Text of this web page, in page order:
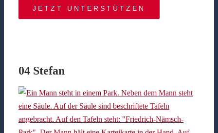
JETZT UNTERSTÜTZEN
04 Stefan